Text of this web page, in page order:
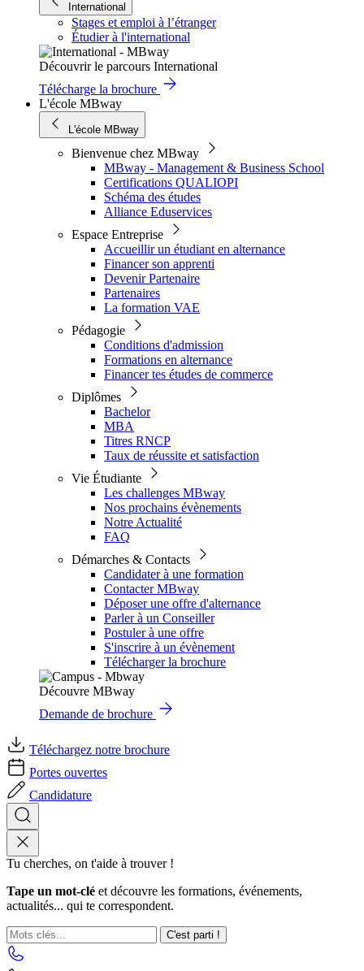
International
Stages et emploi à l’étranger
Étudier à l'international
Découvrir le parcours International
Télécharge la brochure
L'école MBway
L'école MBway
Bienvenue chez MBway
MBway - Management & Business School
Certifications QUALIOPI
Schéma des études
Alliance Eduservices
Espace Entreprise
Accueillir un étudiant en alternance
Financer son apprenti
Devenir Partenaire
Partenaires
La formation VAE
Pédagogie
Conditions d'admission
Formations en alternance
Financer tes études de commerce
Diplômes
Bachelor
MBA
Titres RNCP
Taux de réussite et satisfaction
Vie Étudiante
Les challenges MBway
Nos prochains évènements
Notre Actualité
FAQ
Démarches & Contacts
Candidater à une formation
Contacter MBway
Déposer une offre d'alternance
Parler à un Conseiller
Postuler à une offre
S'inscrire à un évènement
Télécharger la brochure
Découvre MBway
Demande de brochure
Téléchargez notre brochure
Portes ouvertes
Candidature
Tu cherches, on t'aide à trouver !
Tape un mot-clé et découvre les formations, événements,
actualités... qui te correspondent.
C'est parti !